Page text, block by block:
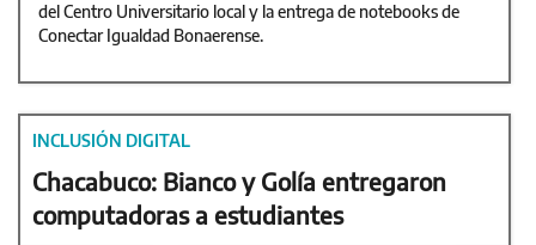
del Centro Universitario local y la entrega de notebooks de
Conectar Igualdad Bonaerense.
INCLUSIÓN DIGITAL
Chacabuco: Bianco y Golía entregaron
computadoras a estudiantes